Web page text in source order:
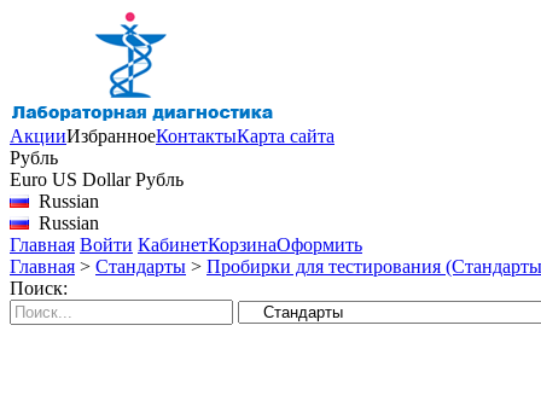
АкцииИзбранноеКонтактыКарта сайта
Рубль
Euro US Dollar Рубль
Russian
Russian
Главная Войти КабинетКорзинаОформить
Главная > Стандарты > Пробирки для тестирования
Поиск: